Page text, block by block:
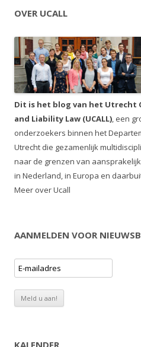
OVER UCALL
Dit is het blog van het
and Liability Law (UCALL), een
onderzoekers binnen het
Utrecht die gezamenlijk
naar de grenzen van
in Nederland, in Europa en
Meer over Ucall
AANMELDEN VOOR
KALENDER